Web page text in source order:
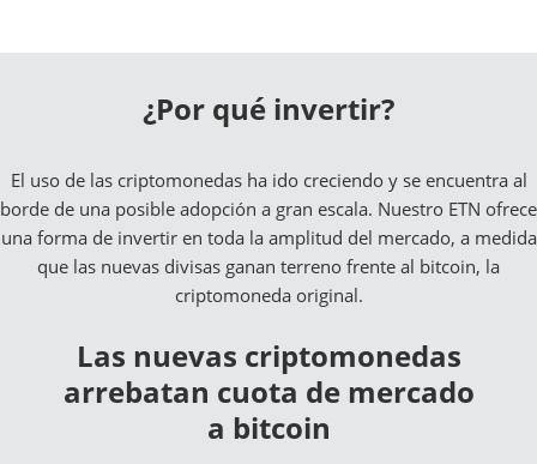
¿Por qué invertir?
El uso de las criptomonedas ha ido creciendo y se encuentra al
borde de una posible adopción a gran escala. Nuestro ETN ofrece
una forma de invertir en toda la amplitud del mercado, a medida
que las nuevas divisas ganan terreno frente al bitcoin, la
criptomoneda original.
Las nuevas criptomonedas
arrebatan cuota de mercado
a bitcoin